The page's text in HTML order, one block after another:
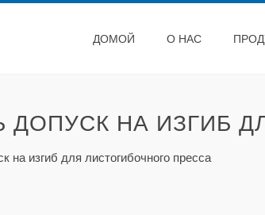
ДОМОЙ О НАС
ДОПУСК НА ИЗГИБ
на изгиб для листогибочного пресса